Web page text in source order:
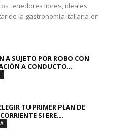
tenedores libres, ideales
de la gastronomía italiana en
A SUJETO POR ROBO CON
A CONDUCTO...
TU PRIMER PLAN DE
SI ERE...